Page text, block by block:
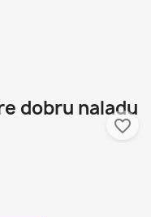
dobru naladu
favorite_border